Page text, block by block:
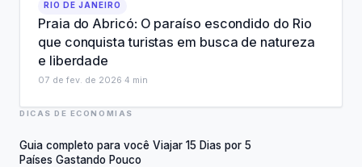
RIO DE JANEIRO
Praia do Abricó: O paraíso escondido do Rio
que conquista turistas em busca de natureza
e liberdade
07 de fev. de 2026 4 min
DICAS DE ECONOMIAS
Guia completo para você Viajar 15 Dias por 5
Países Gastando Pouco